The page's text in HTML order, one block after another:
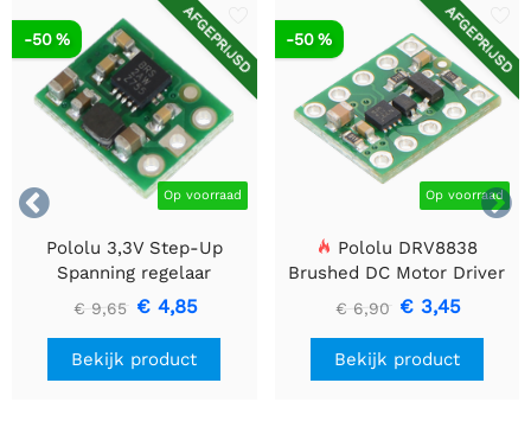


AFGEPRIJSD
Op voorraad
-50 %
Pololu 3,3V Step-Up
Spanning regelaar
U1V10F3
€ 9,65 € 4,85
Bekijk product
AFGEPRIJSD
Op voorraad
-50 %
Pololu DRV8838
Brushed DC Motor Driver
€ 6,90 € 3,45
Bekijk product